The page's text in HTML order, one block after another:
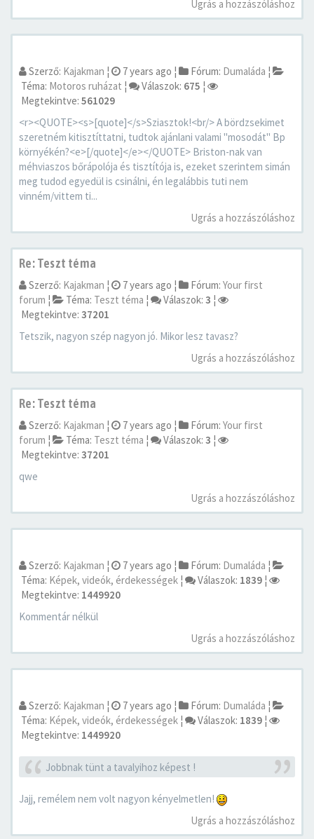
Ugrás a hozzászóláshoz
Szerző: Kajakman ¦ 7 years ago ¦ Fórum: Dumaláda ¦
Téma: Motoros ruházat ¦ Válaszok: 675 ¦
Megtekintve: 561029
<r><QUOTE><s>[quote]</s>Sziasztok!<br/> A bördzsekimet
szeretném kitisztíttatni, tudtok ajánlani valami "mosodát" Bp
környékén?<e>[/quote]</e></QUOTE> Briston-nak van
méhviaszos bőrápolója és tisztítója is, ezeket szerintem simán
meg tudod egyedül is csinálni, én legalábbis tuti nem
vinném/vittem ti...
Ugrás a hozzászóláshoz
Re: Teszt téma
Szerző: Kajakman ¦ 7 years ago ¦ Fórum: Your first
forum ¦ Téma: Teszt téma ¦ Válaszok: 3 ¦
Megtekintve: 37201
Tetszik, nagyon szép nagyon jó. Mikor lesz tavasz?
Ugrás a hozzászóláshoz
Re: Teszt téma
Szerző: Kajakman ¦ 7 years ago ¦ Fórum: Your first
forum ¦ Téma: Teszt téma ¦ Válaszok: 3 ¦
Megtekintve: 37201
qwe
Ugrás a hozzászóláshoz
Szerző: Kajakman ¦ 7 years ago ¦ Fórum: Dumaláda ¦
Téma: Képek, videók, érdekességek ¦ Válaszok: 1839 ¦
Megtekintve: 1449920
Kommentár nélkül
Ugrás a hozzászóláshoz
Szerző: Kajakman ¦ 7 years ago ¦ Fórum: Dumaláda ¦
Téma: Képek, videók, érdekességek ¦ Válaszok: 1839 ¦
Megtekintve: 1449920
Jobbnak tünt a tavalyihoz képest !
Jajj, remélem nem volt nagyon kényelmetlen!
Ugrás a hozzászóláshoz